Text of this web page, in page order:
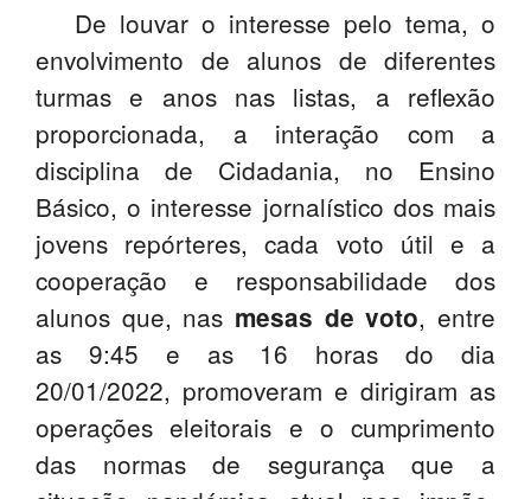
De louvar o interesse pelo tema, o
envolvimento de alunos de diferentes
turmas e anos nas listas, a reflexão
proporcionada, a interação com a
disciplina de Cidadania, no Ensino
Básico, o interesse jornalístico dos mais
jovens repórteres, cada voto útil e a
cooperação e responsabilidade dos
alunos que, nas mesas de voto, entre
as 9:45 e as 16 horas do dia
20/01/2022, promoveram e dirigiram as
operações eleitorais e o cumprimento
das normas de segurança que a